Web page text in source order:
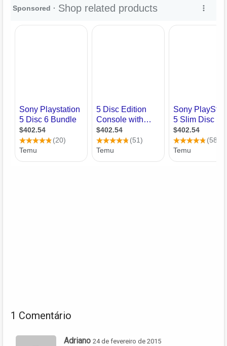
1 Comentário
Adriano 24 de fevereiro de 2015